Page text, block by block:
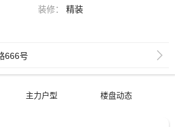
装修： 精装
666号
主力户型 楼盘动态